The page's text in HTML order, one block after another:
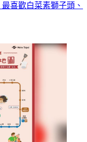
喜歡白菜素獅子頭、